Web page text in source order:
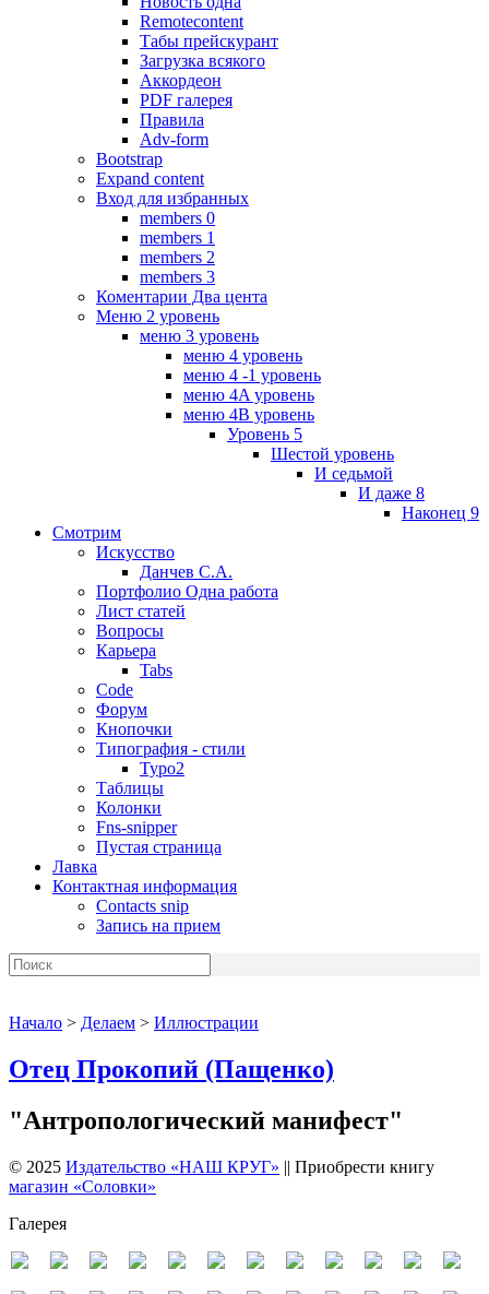
Remotecontent
Табы прейскурант
Загрузка всякого
Аккордеон
PDF галерея
Правила
Adv-form
Bootstrap
Expand content
Вход для избранных
members 0
members 1
members 2
members 3
Коментарии Два цента
Меню 2 уровень
меню 3 уровень
меню 4 уровень
меню 4 -1 уровень
меню 4A уровень
меню 4B уровень
Уровень 5
Шестой уровень
И седьмой
И даже 8
Наконец 9
Смотрим
Искусство
Данчев С.А.
Портфолио Одна работа
Лист статей
Вопросы
Карьера
Tabs
Code
Форум
Кнопочки
Типография - стили
Typo2
Таблицы
Колонки
Fns-snipper
Пустая страница
Лавка
Контактная информация
Contacts snip
Запись на прием
Начало > Делаем > Иллюстрации
Отец Прокопий (Пащенко)
"Антропологический манифест"
© 2025 Издательство «НАШ КРУГ» || Приобрести книгу
магазин «Соловки»
Галерея